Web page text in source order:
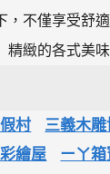
，不僅享受舒
精緻的各式美味
村
三義木
繪屋 ーㄚ箱